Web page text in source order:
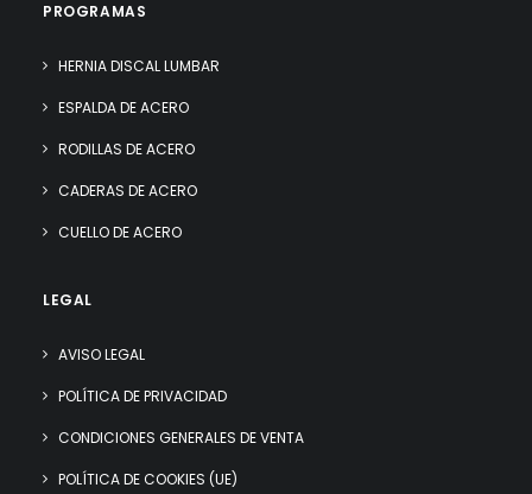
PROGRAMAS
HERNIA DISCAL LUMBAR
ESPALDA DE ACERO
RODILLAS DE ACERO
CADERAS DE ACERO
CUELLO DE ACERO
LEGAL
AVISO LEGAL
POLÍTICA DE PRIVACIDAD
CONDICIONES GENERALES DE VENTA
POLÍTICA DE COOKIES (UE)